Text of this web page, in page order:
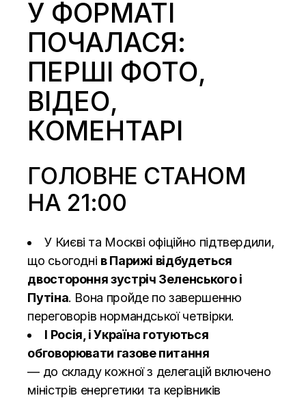
У ФОРМАТІ
ПОЧАЛАСЯ:
ПЕРШІ ФОТО,
ВІДЕО,
КОМЕНТАРІ
ГОЛОВНЕ СТАНОМ
НА 21:00
У Києві та Москві офіційно підтвердили,
що сьогодні в Парижі відбудеться
двостороння зустріч Зеленського і
Путіна. Вона пройде по завершенню
переговорів нормандської четвірки.
І Росія, і Україна готуються
обговорювати газове питання
— до складу кожної з делегацій включено
міністрів енергетики та керівників